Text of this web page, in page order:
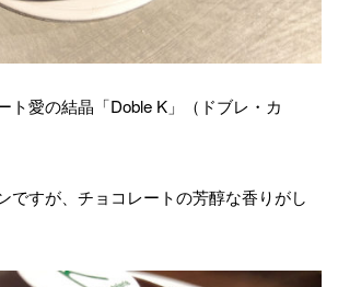
ト愛の結晶「Doble K」（ドブレ・カ
ですが、チョコレートの芳醇な香りがし